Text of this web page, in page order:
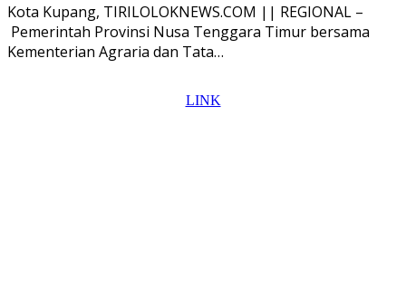
Kota Kupang, TIRILOLOKNEWS.COM || REGIONAL –
Pemerintah Provinsi Nusa Tenggara Timur bersama
Kementerian Agraria dan Tata…